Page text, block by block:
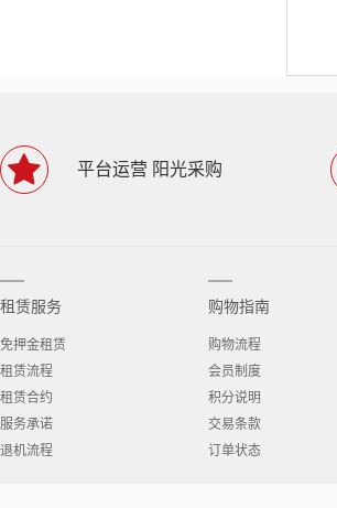
平台运营 阳光采购
租赁服务
免押金租赁
租赁流程
租赁合约
服务承诺
退机流程
购物指南
购物流程
会员制度
积分说明
交易条款
订单状态